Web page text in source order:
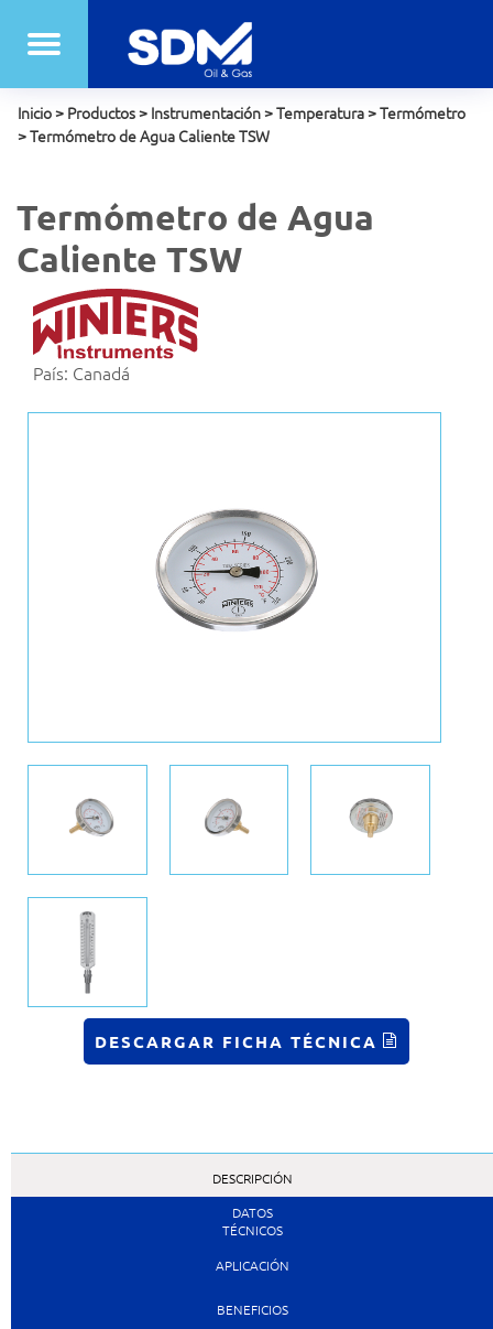
Inicio> Productos> Instrumentación>Temperatura>Termómetro
>Termómetro de Agua Caliente TSW
Termómetro de Agua
Caliente TSW
País: Canadá
DESCARGAR FICHA TÉCNICA
DESCRIPCIÓN
DATOS
TÉCNICOS
APLICACIÓN
BENEFICIOS